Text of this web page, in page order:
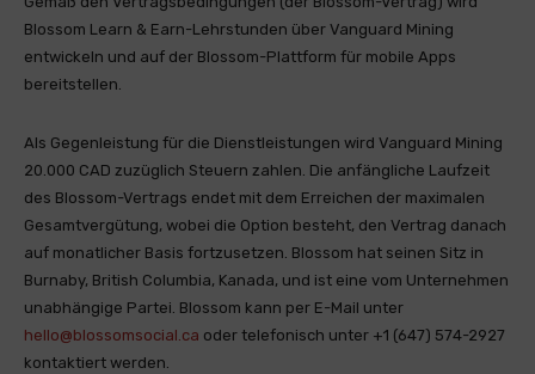
Blossom Learn & Earn-Lehrstunden über Vanguard Mining
entwickeln und auf der Blossom-Plattform für mobile Apps
bereitstellen.
Als Gegenleistung für die Dienstleistungen wird Vanguard Mining
20.000 CAD zuzüglich Steuern zahlen. Die anfängliche Laufzeit
des Blossom-Vertrags endet mit dem Erreichen der maximalen
Gesamtvergütung, wobei die Option besteht, den Vertrag danach
auf monatlicher Basis fortzusetzen. Blossom hat seinen Sitz in
Burnaby, British Columbia, Kanada, und ist eine vom Unternehmen
unabhängige Partei. Blossom kann per E-Mail unter
hello@blossomsocial.ca oder telefonisch unter +1 (647) 574-2927
kontaktiert werden.